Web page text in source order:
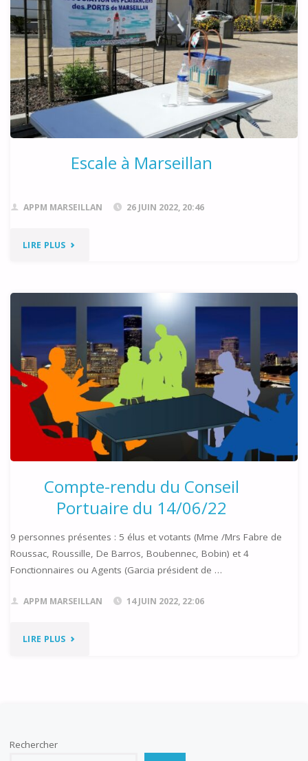
PLAGE"
Escale à Marseillan
APPM MARSEILLAN 26 JUIN 2022, 20:46
LIRE PLUS"ESCALE
Compte-rendu du Conseil
Portuaire du 14/06/22
9 personnes présentes : 5 élus et votants (Mme /Mrs Fabre de
Roussac, Roussille, De Barros, Boubennec, Bobin) et 4
Fonctionnaires ou Agents (Garcia président de …
APPM MARSEILLAN 14 JUIN 2022, 22:06
LIRE PLUS"COMPTE-
Rechercher